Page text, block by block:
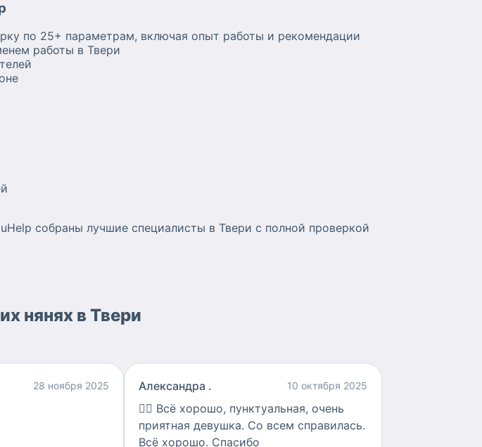
по 25+ параметрам, включая опыт работы и рекомендации
работы в Твери
собраны лучшие специалисты в Твери с полной проверкой
нянях в Твери
28 ноября 2025 Александра . 10 октября 2025
👍🏻 Всё хорошо, пунктуальная, очень
приятная девушка. Со всем справилась.
Всё хорошо. Спасибо